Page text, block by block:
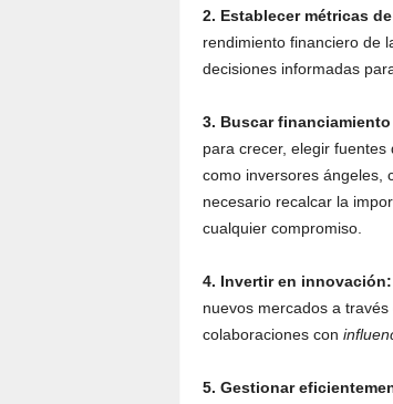
2. Establecer métricas
rendimiento financiero de
decisiones informadas
3. Buscar
para crecer, elegir
como inversores ángeles,
necesario recalcar la
cualquier compromiso.
4. Invertir en innovación:
nuevos mercados a
colaboraciones con
5. Gestionar